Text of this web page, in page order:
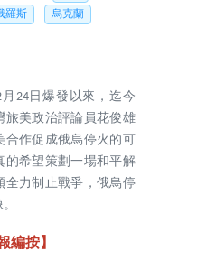
羅斯
烏克蘭
24日爆發以來，迄今
旅美政治評論員花俊雄
作促成俄烏停火的可
的希望策劃一場和平解
全力制止戰爭，俄烏停
編按】